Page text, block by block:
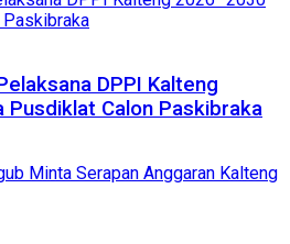
DPPI Kalteng
Pusdiklat Calon Paskibraka